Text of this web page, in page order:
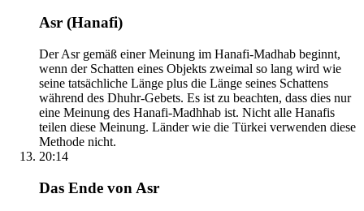
Asr (Hanafi)
Der Asr gemäß einer Meinung im Hanafi-Madhab beginnt,
wenn der Schatten eines Objekts zweimal so lang wird wie
seine tatsächliche Länge plus die Länge seines Schattens
während des Dhuhr-Gebets. Es ist zu beachten, dass dies nur
eine Meinung des Hanafi-Madhhab ist. Nicht alle Hanafis
teilen diese Meinung. Länder wie die Türkei verwenden diese
Methode nicht.
20:14
Das Ende von Asr